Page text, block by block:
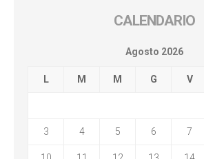
CALENDARIO
Agosto 2026
L M M G V
3 4 5 6 7